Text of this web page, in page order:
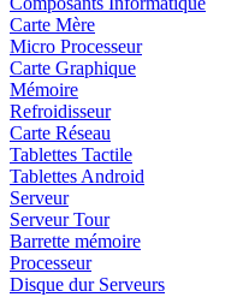
Carte Mère
Micro Processeur
Carte Graphique
Mémoire
Refroidisseur
Carte Réseau
Tablettes Tactile
Tablettes Android
Serveur
Serveur Tour
Barrette mémoire
Processeur
Disque dur Serveurs